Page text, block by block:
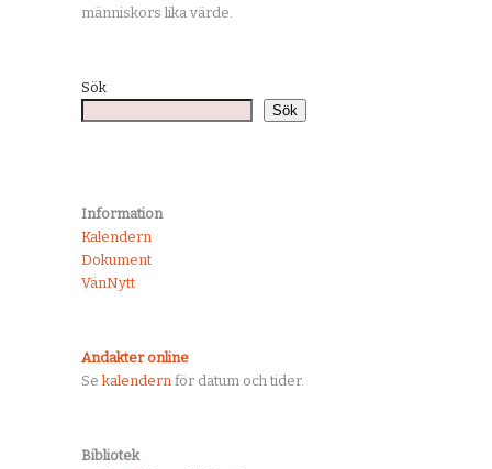
människors lika värde.
Sök
Sök
Information
Kalendern
Dokument
VänNytt
Andakter online
Se kalendern för datum och tider.
Bibliotek